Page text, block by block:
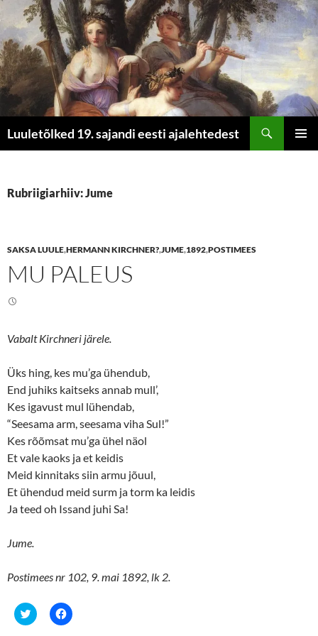
Luuletõlked 19. sajandi eesti ajalehtedest
Rubriigiarhiiv: Jume
SAKSA LUULE,HERMANN KIRCHNER?,JUME,1892,POSTIMEES
MU PALEUS
Vabalt Kirchneri järele.
Üks hing, kes mu’ga ühendub,
End juhiks kaitseks annab mull’,
Kes igavust mul lühendab,
“Seesama arm, seesama viha Sul!”
Kes rõõmsat mu’ga ühel näol
Et vale kaoks ja et keidis
Meid kinnitaks siin armu jõuul,
Et ühendud meid surm ja torm ka leidis
Ja teed oh Issand juhi Sa!
Jume.
Postimees nr 102, 9. mai 1892, lk 2.
C
l
C
l